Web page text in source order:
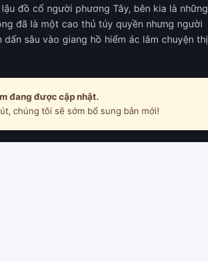
đồ cổ người phương Tây, bên kia là những
đã là một cao thủ túy quyền nhưng người
sâu vào giang hồ hiểm ác lắm chuyện thị
đang được cập nhật.
chúng tôi sẽ sớm bổ sung bản mới!